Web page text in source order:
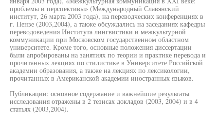
проблемы и перспективы» (Международный Славянский
институт, 26 марта 2003 года), на переводческих конференциях в
г. Пензе (2003,2004), а также обсуждались на заседаниях кафедры
переводоведения Института лингвистики и межкультурной
коммуникации при Московском государственном областном
университете. Кроме того, основные положения диссертации
были апробированы на занятиях по теории и практике перевода и
прочитанных лекциях по стилистике в Университете Российской
академии образования, а также на лекциях по лексикологии,
прочитанных в Американской академии иностранных языков.
Публикации: основное содержание и важнейшие результаты
исследования отражены в 2 тезисах докладов (2003, 2004) и в 4
статьях (2003,2004).